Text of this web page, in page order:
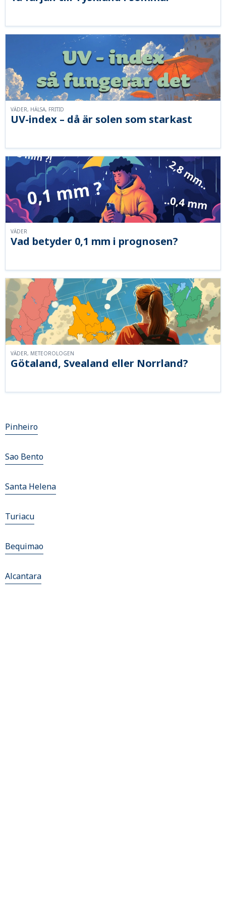
UV-index – då är solen som starkast
VÄDER, HÄLSA, FRITID
Vad betyder 0,1 mm i prognosen?
VÄDER
Götaland, Svealand eller Norrland?
VÄDER, METEOROLOGEN
Pinheiro
Sao Bento
Santa Helena
Turiacu
Bequimao
Alcantara